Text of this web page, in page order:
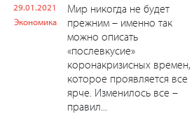
29.01.2021
Экономика
Мир никогда не будет
прежним – именно так
можно описать
«послевкусие»
коронакризисных времен,
которое проявляется все
ярче. Изменилось все –
правил...